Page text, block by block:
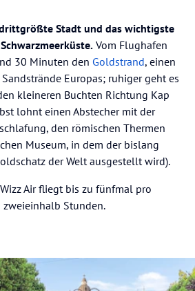
Stadt und das wichtigste
Vom Flughafen
30 Minuten den Goldstrand, einen
Europas; ruhiger geht es
kleineren Buchten Richtung Kap
lohnt einen Abstecher mit der
den römischen Thermen
Museum, in dem der bislang
der Welt ausgestellt wird).
Wizz Air fliegt bis zu fünfmal pro
zweieinhalb Stunden.